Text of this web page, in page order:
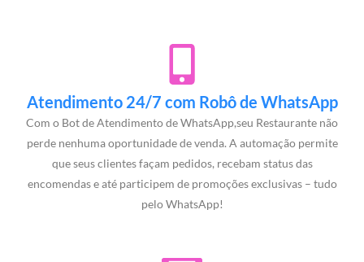
Atendimento 24/7 com Robô de WhatsApp
Com o Bot de Atendimento de WhatsApp,seu Restaurante não
perde nenhuma oportunidade de venda. A automação permite
que seus clientes façam pedidos, recebam status das
encomendas e até participem de promoções exclusivas – tudo
pelo WhatsApp!